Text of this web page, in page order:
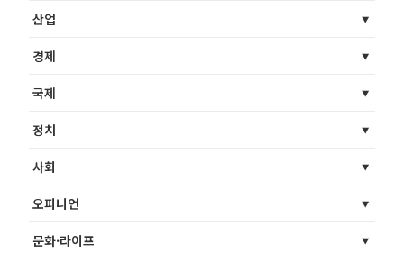
산업
경제
국제
정치
사회
오피니언
문화·라이프